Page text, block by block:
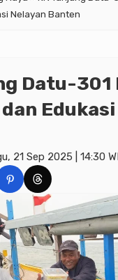
Nelayan Banten
Datu-301
21 Sep 2025 | 14:30